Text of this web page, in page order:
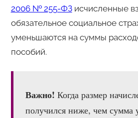
2006 № 255-ФЗисчисленные
обязательное социальное
уменьшаются на суммы
пособий.
Важно! Когда размер
получился ниже, чем сумма